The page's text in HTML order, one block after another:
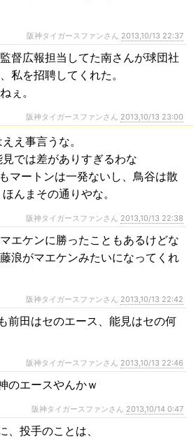
阪神タイガースファンさん 2013,10/13 22:37
督広報担当してた南さんが球団社
私を招聘してくれた。
ぇ。
阪神タイガースファンさん 2013,10/13 23:00
え事言うな。
では差がありすぎるわな
マートンは一発ないし、鳥谷は散
んまその通りやな。
阪神タイガースファンさん 2013,10/13 22:38
エケンに勝ったこともあるけどな
浪がマエケンみたいになってくれ
阪神タイガースファンさん 2013,10/13 22:42
前田はセのエース、能見はセの何
阪神タイガースファンさん 2013,10/13 22:46
のエースやんかｗ
阪神タイガースファンさん 2013,10/14 0:47
、投手のことは、